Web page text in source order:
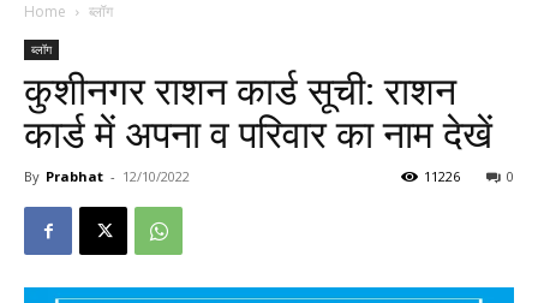
Home ब्लॉग
ब्लॉग
कुशीनगर राशन कार्ड सूची: राशन
कार्ड में अपना व परिवार का नाम देखें
By Prabhat - 12/10/2022 0
11226